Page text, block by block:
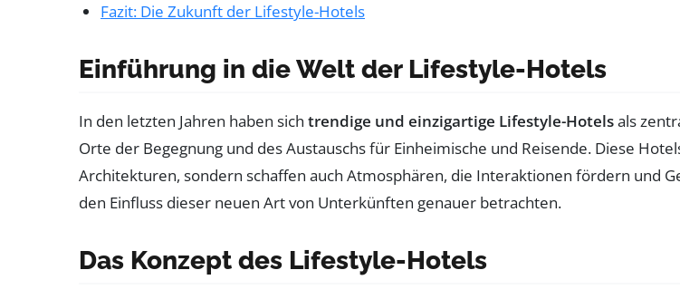
Fazit: Die Zukunft der Lifestyle-Hotels
Einführung in die Welt der Lifestyle-Hotels
In den letzten Jahren haben sich trendige und einzigartige Lifestyle-Hotelsals
Orte der Begegnung und des Austauschs für Einheimische und Reisende. Diese
Architekturen, sondern schaffen auch Atmosphären, die Interaktionen fördern und
den Einfluss dieser neuen Art von Unterkünften genauer betrachten.
Das Konzept des Lifestyle-Hotels